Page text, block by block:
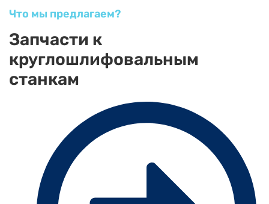
Что мы предлагаем?
Запчасти к
круглошлифовальным
станкам